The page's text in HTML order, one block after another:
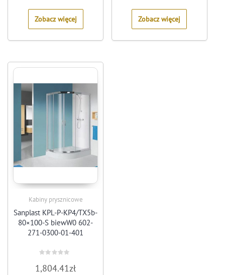
5
Zobacz więcej
5
Zobacz więcej
Kabiny prysznicowe
Sanplast KPL-P-KP4/TX5b-
80×100-S biewW0 602-
271-0300-01-401
0
out
1,804.41zł